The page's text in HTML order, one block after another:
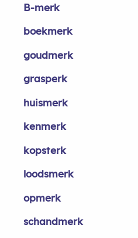
B-merk
boekmerk
goudmerk
grasperk
huismerk
kenmerk
kopsterk
loodsmerk
opmerk
schandmerk